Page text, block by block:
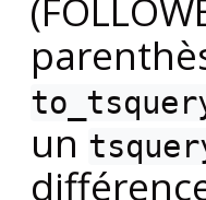
un